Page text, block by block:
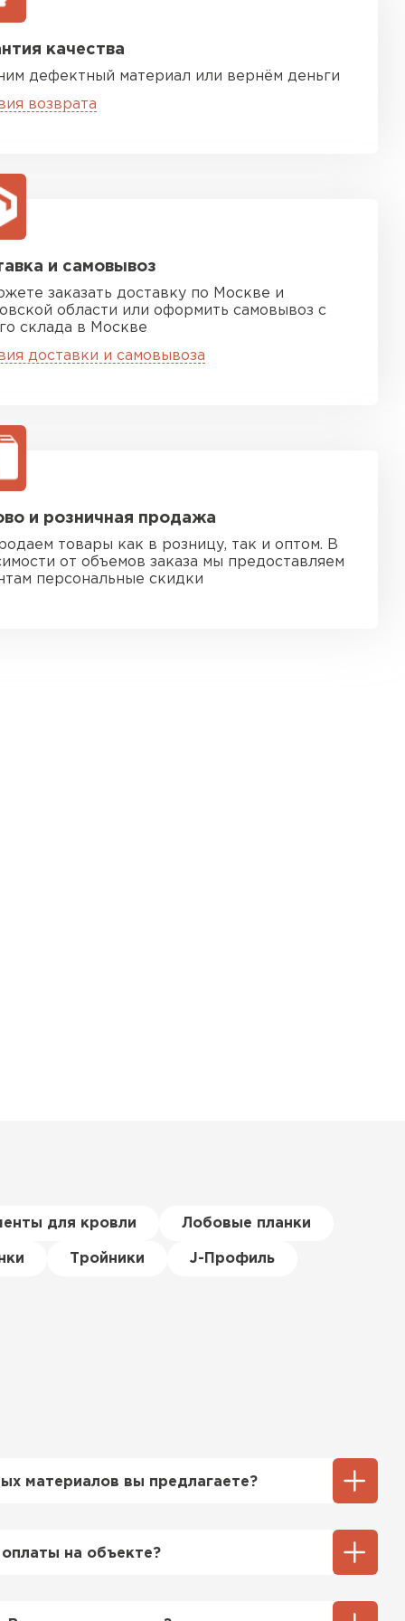
качества
дефектный материал или вернём деньги
возврата
и самовывоз
заказать доставку по Москве и
области или оформить самовывоз с
склада в Москве
доставки и самовывоза
и розничная продажа
товары как в розницу, так и оптом. В
от объемов заказа мы предоставляем
персональные скидки
для кровли Лобовые планки
Тройники J-Профиль
материалов вы предлагаете?
профнастил, ондулин, битумные
на объекте?
черепица